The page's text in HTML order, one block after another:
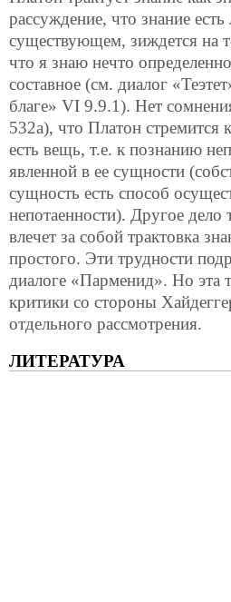
рассуждение, что знание
существующем, зиждется на
что я знаю нечто
составное (см. диалог
благе» VI 9.9.1). Нет
532а), что Платон стремится
есть вещь, т.е. к познанию
явленной в ее сущности
сущность есть способ
непотаенности). Другое дело
влечет за собой трактовка
простого. Эти трудности
диалоге «Парменид». Но эта
критики со стороны
отдельного рассмотрения.
ЛИТЕРАТУРА